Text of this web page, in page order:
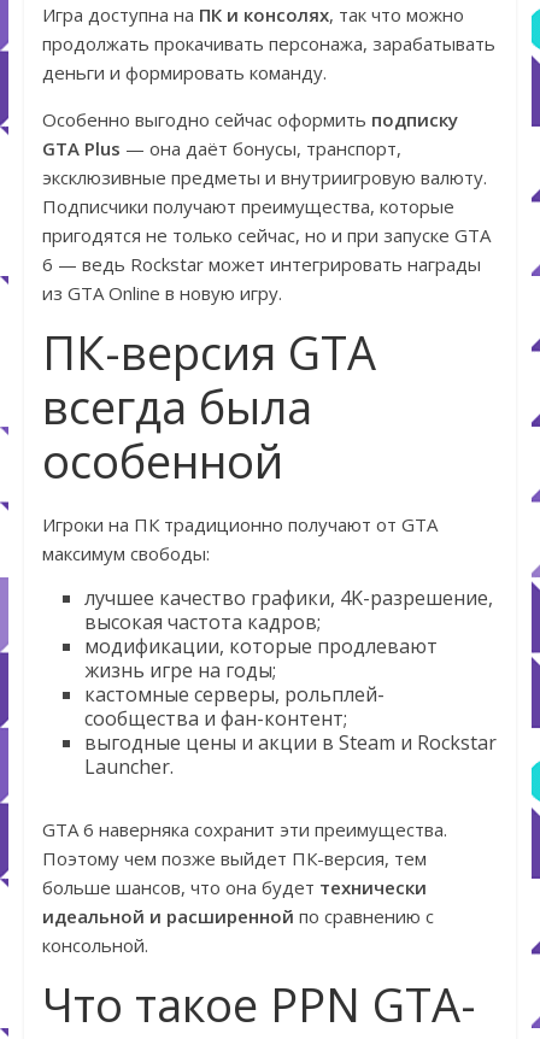
Игра доступна на ПК и консолях, так что можно
продолжать прокачивать персонажа, зарабатывать
деньги и формировать команду.
Особенно выгодно сейчас оформить подписку
GTA Plus — она даёт бонусы, транспорт,
эксклюзивные предметы и внутриигровую валюту.
Подписчики получают преимущества, которые
пригодятся не только сейчас, но и при запуске GTA
6 — ведь Rockstar может интегрировать награды
из GTA Online в новую игру.
ПК-версия GTA
всегда была
особенной
Игроки на ПК традиционно получают от GTA
максимум свободы:
лучшее качество графики, 4K-разрешение,
высокая частота кадров;
модификации, которые продлевают
жизнь игре на годы;
кастомные серверы, рольплей-
сообщества и фан-контент;
выгодные цены и акции в Steam и Rockstar
Launcher.
GTA 6 наверняка сохранит эти преимущества.
Поэтому чем позже выйдет ПК-версия, тем
больше шансов, что она будет технически
идеальной и расширенной по сравнению с
консольной.
Что такое PPN GTA-